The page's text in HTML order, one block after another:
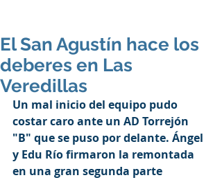
El San Agustín hace los
deberes en Las
Veredillas
Un mal inicio del equipo pudo
costar caro ante un AD Torrejón
"B" que se puso por delante. Ángel
y Edu Río firmaron la remontada
en una gran segunda parte